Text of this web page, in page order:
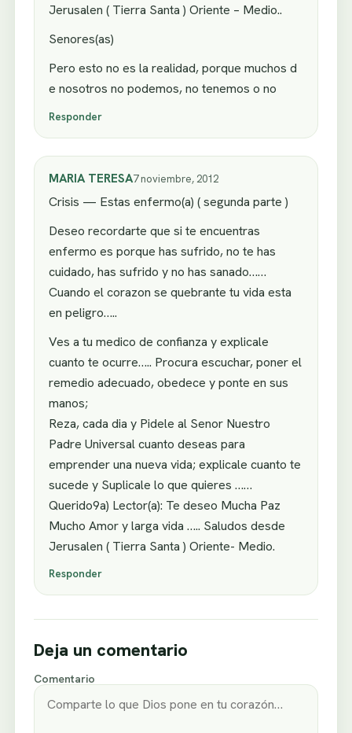
Jerusalen ( Tierra Santa ) Oriente – Medio..
Senores(as)
Pero esto no es la realidad, porque muchos d
e nosotros no podemos, no tenemos o no
Responder
MARIA TERESA7 noviembre, 2012
Crisis — Estas enfermo(a) ( segunda parte )
Deseo recordarte que si te encuentras
enfermo es porque has sufrido, no te has
cuidado, has sufrido y no has sanado……
Cuando el corazon se quebrante tu vida esta
en peligro…..
Ves a tu medico de confianza y explicale
cuanto te ocurre….. Procura escuchar, poner el
remedio adecuado, obedece y ponte en sus
manos;
Reza, cada dia y Pidele al Senor Nuestro
Padre Universal cuanto deseas para
emprender una nueva vida; explicale cuanto te
sucede y Suplicale lo que quieres ……
Querido9a) Lector(a): Te deseo Mucha Paz
Mucho Amor y larga vida ….. Saludos desde
Jerusalen ( Tierra Santa ) Oriente- Medio.
Responder
Deja un comentario
Comentario